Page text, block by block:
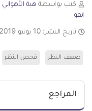
كتب بواسطة هبة الأهواني
انفو
تاريخ النشر: 10 يونيو 2019
ضعف النظر فحص النظر
المراجع